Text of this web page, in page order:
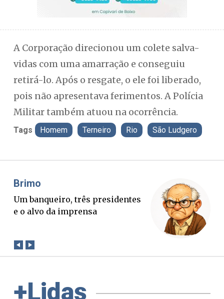
A Corporação direcionou um colete salva-
vidas com uma amarração e conseguiu
retirá-lo. Após o resgate, o ele foi liberado,
pois não apresentava ferimentos. A Polícia
Militar também atuou na ocorrência.
Tags Homem Terneiro Rio São Ludgero
O Boato corre mais rápido que a
verdade. Mas quem paga a
+Lidas